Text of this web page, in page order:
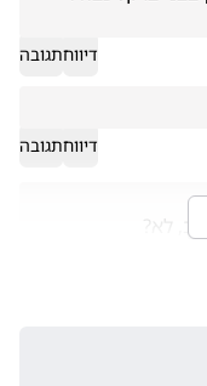
דיווחתגובה
דיווחתגובה